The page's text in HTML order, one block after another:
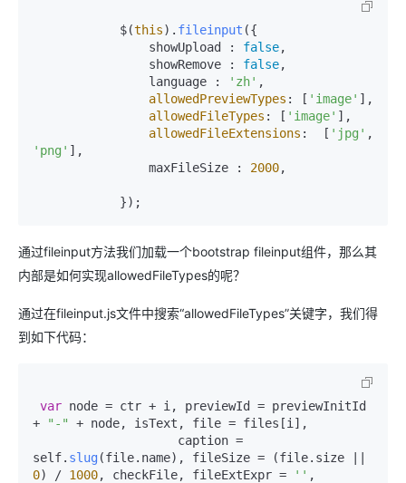
            $(
this). fileinput ({
                showUpload :
false,
                showRemove :
false,
                language :
'zh' ,
allowedPreviewTypes : [ 'image' ],
allowedFileTypes : [ 'image' ],
allowedFileExtensions :  [ 'jpg'
'png' ],
                maxFileSize :
2000,
            });
通过fileinput方法我们加载一个bootstrap fileinput组件，那么其
内部是如何实现allowedFileTypes的呢？
通过在fileinput.js文件中搜索“allowedFileTypes”关键字，我们得
到如下代码：
var node = ctr + i, previewId = previewInitId
+
"-"
+ node, isText, file = files[i],
self. slug (file. name), fileSize = (file. size
0) / 1000, checkFile, fileExtExpr = '' ,